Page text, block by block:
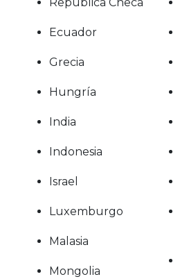
República Checa
Ecuador
Grecia
Hungría
India
Indonesia
Israel
Luxemburgo
Malasia
Mongolia